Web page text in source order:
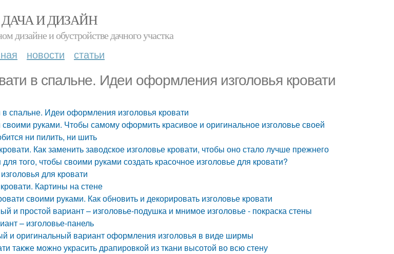
ДАЧА И ДИЗАЙН
дизайне и обустройстве дачного участка
новости статьи
в спальне. Идеи оформления изголовья кровати
в спальне. Идеи оформления изголовья кровати
своими руками. Чтобы самому оформить красивое и оригинальное изголовье своей
ни пилить, ни шить
Как заменить заводское изголовье кровати, чтобы оно стало лучше прежнего
для того, чтобы своими руками создать красочное изголовье для кровати?
для кровати
Картины на стене
своими руками. Как обновить и декорировать изголовье кровати
и простой вариант – изголовье-подушка и мнимое изголовье - покраска стены
– изголовье-панель
и оригинальный вариант оформления изголовья в виде ширмы
также можно украсить драпировкой из ткани высотой во всю стену